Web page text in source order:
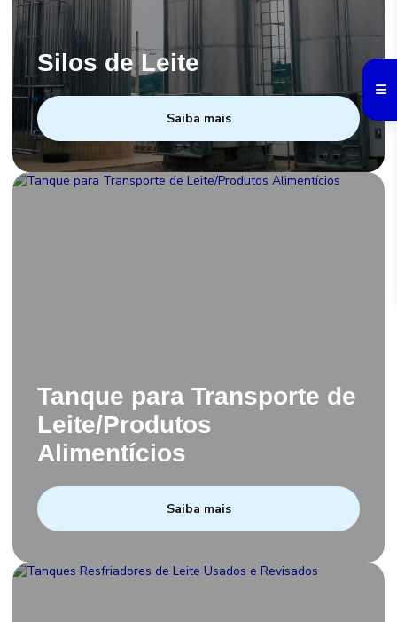
Silos de Leite
Saiba mais
Tanque para Transporte de
Leite/Produtos
Alimentícios
Saiba mais